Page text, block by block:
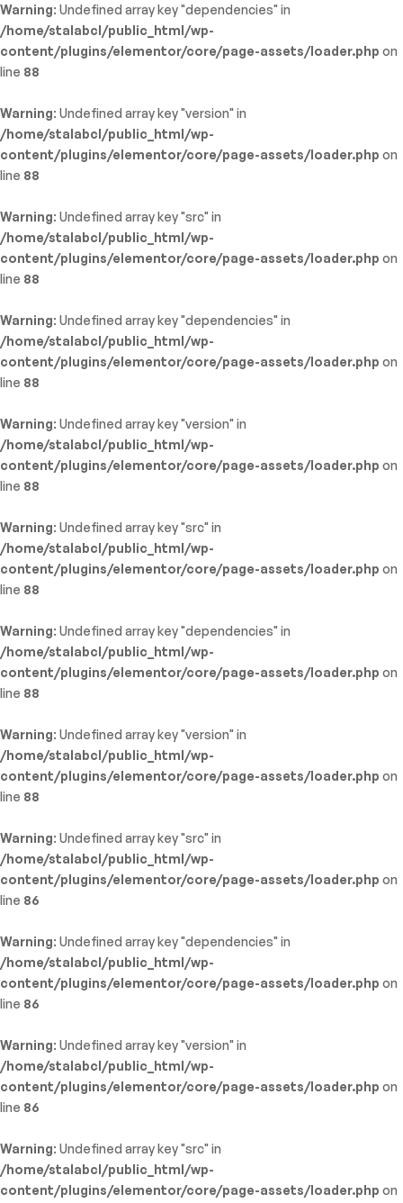
Warning: Undefined array key "dependencies" in
/home/stalabcl/public_html/wp-
content/plugins/elementor/core/page-assets/loader.php on
line 88
Warning: Undefined array key "version" in
/home/stalabcl/public_html/wp-
content/plugins/elementor/core/page-assets/loader.php on
line 88
Warning: Undefined array key "src" in
/home/stalabcl/public_html/wp-
content/plugins/elementor/core/page-assets/loader.php on
line 88
Warning: Undefined array key "dependencies" in
/home/stalabcl/public_html/wp-
content/plugins/elementor/core/page-assets/loader.php on
line 88
Warning: Undefined array key "version" in
/home/stalabcl/public_html/wp-
content/plugins/elementor/core/page-assets/loader.php on
line 88
Warning: Undefined array key "src" in
/home/stalabcl/public_html/wp-
content/plugins/elementor/core/page-assets/loader.php on
line 88
Warning: Undefined array key "dependencies" in
/home/stalabcl/public_html/wp-
content/plugins/elementor/core/page-assets/loader.php on
line 88
Warning: Undefined array key "version" in
/home/stalabcl/public_html/wp-
content/plugins/elementor/core/page-assets/loader.php on
line 88
Warning: Undefined array key "src" in
/home/stalabcl/public_html/wp-
content/plugins/elementor/core/page-assets/loader.php on
line 86
Warning: Undefined array key "dependencies" in
/home/stalabcl/public_html/wp-
content/plugins/elementor/core/page-assets/loader.php on
line 86
Warning: Undefined array key "version" in
/home/stalabcl/public_html/wp-
content/plugins/elementor/core/page-assets/loader.php on
line 86
Warning: Undefined array key "src" in
/home/stalabcl/public_html/wp-
content/plugins/elementor/core/page-assets/loader.php on